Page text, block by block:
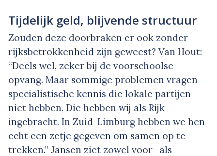
Tijdelijk geld, blijvende structuur
Zouden deze doorbraken er ook zonder
rijksbetrokkenheid zijn geweest? Van Hout:
“Deels wel, zeker bij de voorschoolse
opvang. Maar sommige problemen vragen
specialistische kennis die lokale partijen
niet hebben. Die hebben wij als Rijk
ingebracht. In Zuid-Limburg hebben we hen
echt een zetje gegeven om samen op te
trekken.” Jansen ziet zowel voor- als